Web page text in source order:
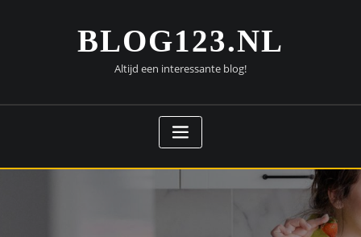
BLOG123.NL
Altijd een interessante blog!